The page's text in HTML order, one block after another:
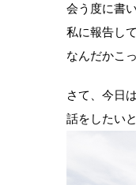
会う度に書
私に報告し
なんだかこ
さて、今日
話をしたい